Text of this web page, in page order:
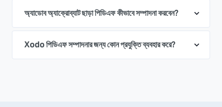
অ্যাডোব অ্যাক্রোব্যাট ছাড়া পিডিএফ কীভাবে সম্পাদনা করবেন?
Xodo পিডিএফ সম্পাদনার জন্য কোন প্রযুক্তি ব্যবহার করে?